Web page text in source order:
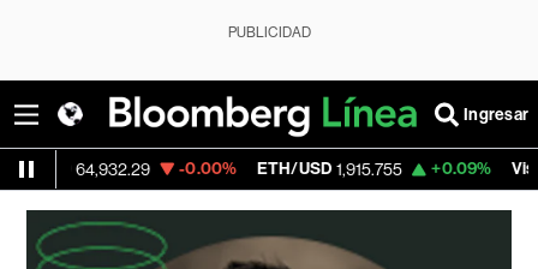
PUBLICIDAD
Ingresar
64,932.29 -0.00% ETH/USD 1,915.755 +0.09% Visa